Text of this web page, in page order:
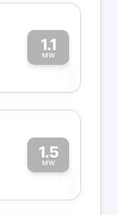
1.1
MW1
1.5
MW1